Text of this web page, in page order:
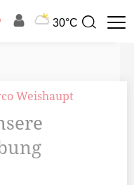
30°C
Suchbegriff
Weishaupt